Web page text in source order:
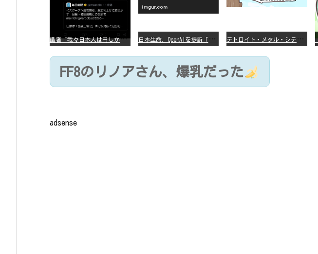
識
者「我々日本人は円しか使っていないので円安になろうが問題ない」 日
本生命、OpenAIを提訴「ChatGPTが非弁行為」 デ
トロイト・メタル・シティー ⇐これ、いまアニメ化したら、えらいことになってたよな？
FF8のリノアさん、爆乳だった
adsense